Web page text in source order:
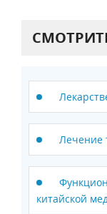
Лечение
китайской